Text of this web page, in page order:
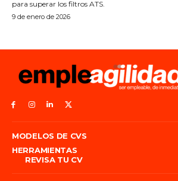
MODELOS DE CVS
HERRAMIENTAS
REVISA TU CV